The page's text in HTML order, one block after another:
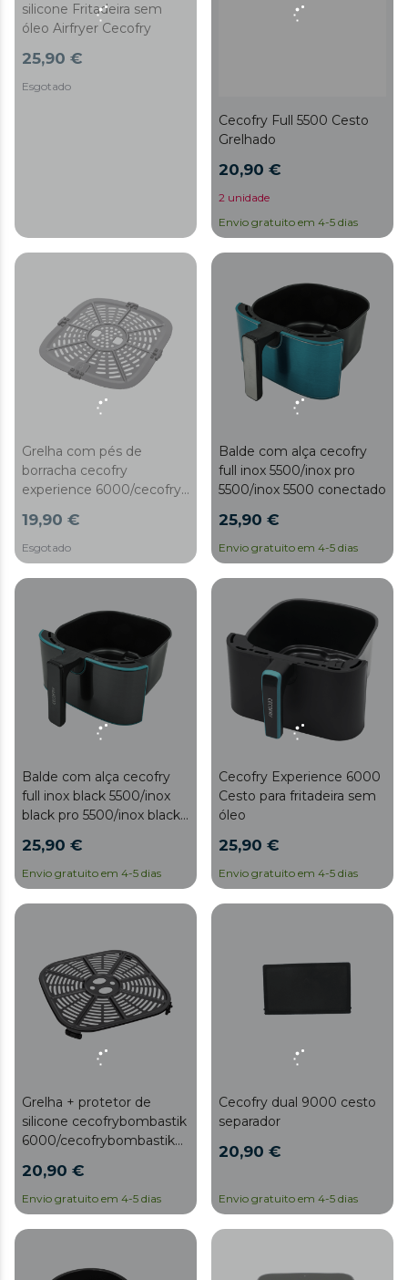
silicone Fritadeira sem
óleo Airfryer Cecofry
25,90 €
Esgotado
Cecofry Full 5500 Cesto
Grelhado
20,90 €
2 unidade
Envio gratuito em 4-5 dias
Grelha com pés de
borracha cecofry
experience 6000/cecofry
6000/branco 6000
19,90 €
Esgotado
Balde com alça cecofry
full inox 5500/inox pro
5500/inox 5500 conectado
25,90 €
Envio gratuito em 4-5 dias
Balde com alça cecofry
full inox black 5500/inox
black pro 5500/inox black
25,90 €
Envio gratuito em 4-5 dias
Cecofry Experience 6000
Cesto para fritadeira sem
óleo
25,90 €
Envio gratuito em 4-5 dias
Grelha + protetor de
silicone cecofrybombastik
6000/cecofrybombastik
20,90 €
Envio gratuito em 4-5 dias
Cecofry dual 9000 cesto
separador
20,90 €
Envio gratuito em 4-5 dias